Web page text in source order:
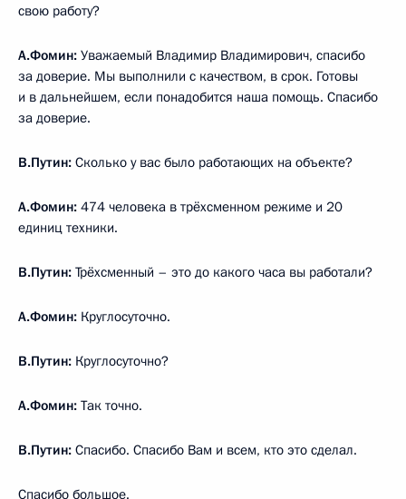
свою работу?
А.Фомин: Уважаемый Владимир Владимирович, спасибо
за доверие. Мы выполнили с качеством, в срок. Готовы
и в дальнейшем, если понадобится наша помощь. Спасибо
за доверие.
В.Путин: Сколько у вас было работающих на объекте?
А.Фомин: 474 человека в трёхсменном режиме и 20
единиц техники.
В.Путин: Трёхсменный – это до какого часа вы работали?
А.Фомин: Круглосуточно.
В.Путин: Круглосуточно?
А.Фомин: Так точно.
В.Путин: Спасибо. Спасибо Вам и всем, кто это сделал.
Спасибо большое.